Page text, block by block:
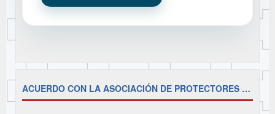
ACUERDO CON LA ASOCIACIÓN DE PROTECTORES DEL PATRIMONIO